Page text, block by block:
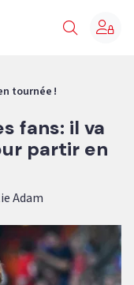
tournée !
fans: il va
partir en
Adam